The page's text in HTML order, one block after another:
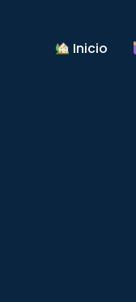
Inicio